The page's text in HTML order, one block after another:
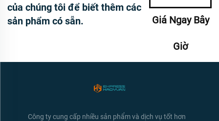
của chúng tôi để biết thêm các
sản phẩm có sẵn.
Giá Ngay Bây
Giờ
Công ty cung cấp nhiều sản phẩm và dịch vụ tốt hơn